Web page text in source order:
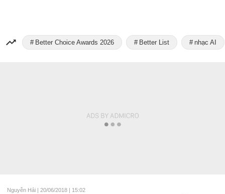
Better Choice Awards 2026 Better List nhạc AI
Nguyễn Hải | 20/06/2018 | 15:02